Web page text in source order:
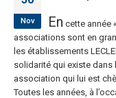
Nov
En cette année
associations sont en
les établissements
solidarité qui existe dans
association qui lui est
Toutes les années, à